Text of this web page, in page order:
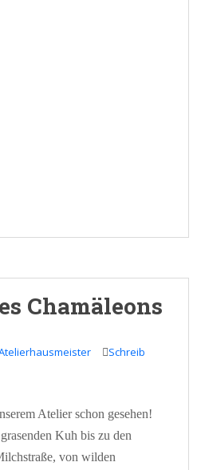
Chamäleons
Schreib
Atelier schon gesehen!
Kuh bis zu den
von wilden